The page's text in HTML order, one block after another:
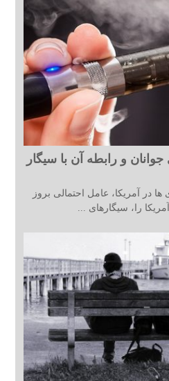
جوانان و رابطه آن با سیگار
در آمریکا، عامل احتمالی بروز